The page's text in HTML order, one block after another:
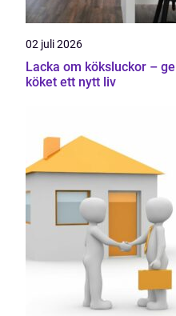
02 juli 2026
Lacka om köksluckor – ge
köket ett nytt liv